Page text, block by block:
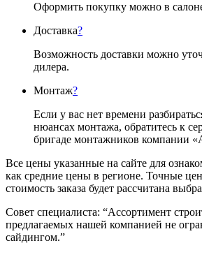
Оформить покупку можно в
Доставка?
Возможность доставки можно
дилера.
Монтаж?
Если у вас нет времени
нюансах монтажа, обратитесь к
бригаде монтажников компании
Все цены указанные на сайте для
как средние цены в регионе. Точные
стоимость заказа будет рассчитана
Совет специалиста: “Ассортимент
предлагаемых нашей компанией не
сайдингом.”